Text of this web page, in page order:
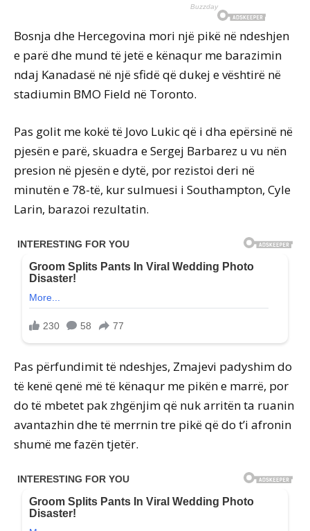
Bosnja dhe Hercegovina mori një pikë në ndeshjen
e parë dhe mund të jetë e kënaqur me barazimin
ndaj Kanadasë në një sfidë që dukej e vështirë në
stadiumin BMO Field në Toronto.
Pas golit me kokë të Jovo Lukic që i dha epërsinë në
pjesën e parë, skuadra e Sergej Barbarez u vu nën
presion në pjesën e dytë, por rezistoi deri në
minutën e 78-të, kur sulmuesi i Southampton, Cyle
Larin, barazoi rezultatin.
Pas përfundimit të ndeshjes, Zmajevi padyshim do
të kenë qenë më të kënaqur me pikën e marrë, por
do të mbetet pak zhgënjim që nuk arritën ta ruanin
avantazhin dhe të merrnin tre pikë që do t’i afronin
shumë me fazën tjetër.